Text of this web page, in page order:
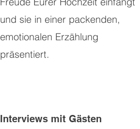
und sie in einer packenden,
emotionalen Erzählung
präsentiert.
Interviews mit Gästen